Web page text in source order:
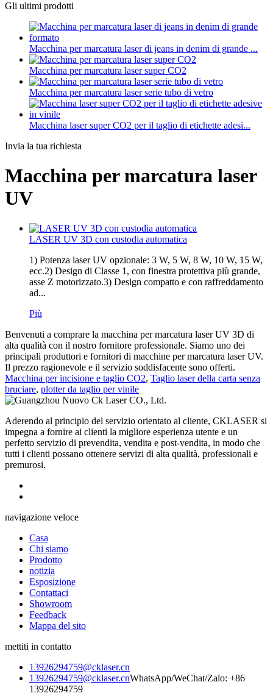
Gli ultimi prodotti
Macchina per marcatura laser di jeans in denim di grande ...
Macchina per marcatura laser super CO2
Macchina per marcatura laser serie tubo di vetro
Macchina laser super CO2 per il taglio di etichette adesi...
Invia la tua richiesta
Macchina per marcatura laser
UV
LASER UV 3D con custodia automatica
1) Potenza laser UV opzionale: 3 W, 5 W, 8 W, 10 W, 15 W,
ecc.2) Design di Classe 1, con finestra protettiva più grande,
asse Z motorizzato.3) Design compatto e con raffreddamento
ad...
Più
Benvenuti a comprare la macchina per marcatura laser UV 3D di
alta qualità con il nostro fornitore professionale. Siamo uno dei
principali produttori e fornitori di macchine per marcatura laser UV.
Il prezzo ragionevole e il servizio soddisfacente sono offerti.
Macchina per incisione e taglio CO2, Taglio laser della carta senza
bruciare, plotter da taglio per vinile
Aderendo al principio del servizio orientato al cliente, CKLASER si
impegna a fornire ai clienti la migliore esperienza utente e un
perfetto servizio di prevendita, vendita e post-vendita, in modo che
tutti i clienti possano ottenere servizi di alta qualità, professionali e
premurosi.
navigazione veloce
Casa
Chi siamo
Prodotto
notizia
Esposizione
Contattaci
Showroom
Feedback
Mappa del sito
mettiti in contatto
13926294759@cklaser.cn
13926294759@cklaser.cnWhatsApp/WeChat/Zalo: +86
13926294759